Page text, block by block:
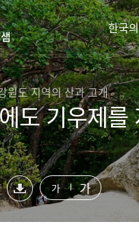
한국
원도 지역의 산과 고개
도 기우제를
가 가